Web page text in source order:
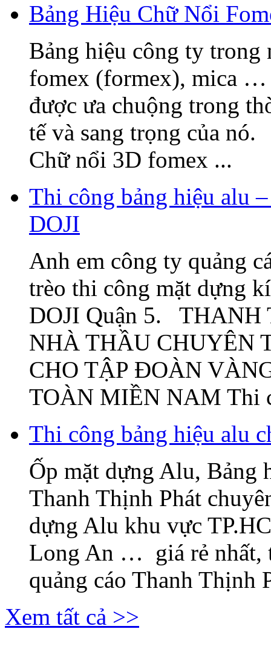
Bảng Hiệu Chữ Nổi
Bảng hiệu công ty
fomex (formex), mica …
được ưa chuộng trong
tế và sang trọng của
Chữ nổi 3D fomex ...
Thi công bảng hiệu alu
DOJI
Anh em công ty quảng
trèo thi công mặt dựng
DOJI Quận 5. THANH
NHÀ THẦU CHUYÊN
CHO TẬP ĐOÀN
TOÀN MIỀN NAM
Thi công bảng hiệu alu
Ốp mặt dựng Alu, Bảng
Thanh Thịnh Phát
dựng Alu khu vực
Long An … giá rẻ nhất,
quảng cáo Thanh Thịnh
Xem tất cả >>